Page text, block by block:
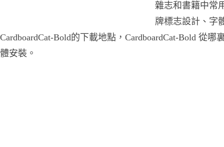
雜志和書籍中常
牌標志設計、字
CardboardCat-Bold的下載地點，CardboardCat-Bold 從哪
體安裝。